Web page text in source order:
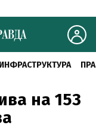
ИНФРАСТРУКТУРА
на 153